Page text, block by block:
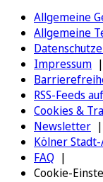
Allgemeine
Allgemeine
Impressum
RSS-Feeds
Cookies &
Newsletter
Kölner
FAQ
Cookie-